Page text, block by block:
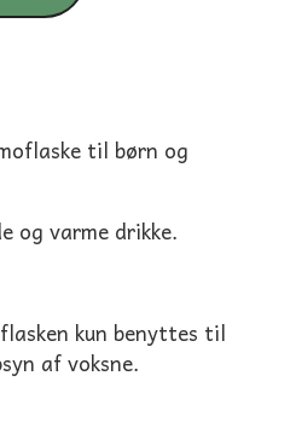
til børn og
og varme drikke.
kun benyttes til
af voksne.